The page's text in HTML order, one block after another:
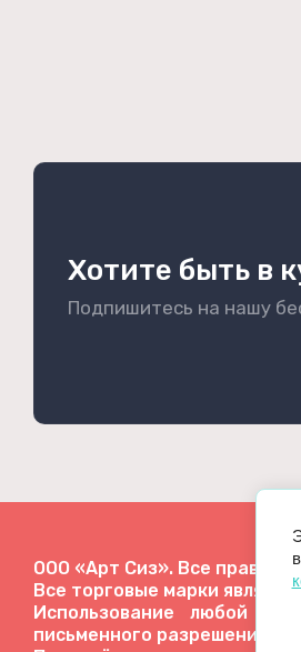
Хотите быть в
Подпишитесь на нашу
ООО «Арт Сиз». Все права
Все торговые марки
Использование любой
письменного разрешения